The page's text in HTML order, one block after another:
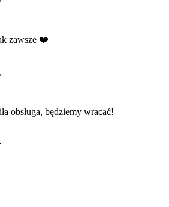
zawsze ❤️
obsługa, będziemy wracać!